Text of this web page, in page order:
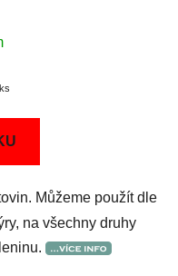
Můžeme použít dle
na všechny druhy